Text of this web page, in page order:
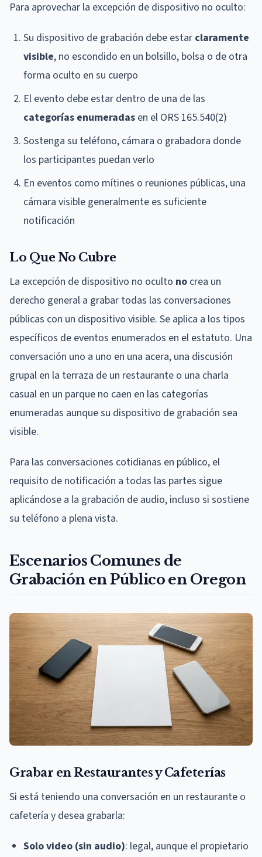
Para aprovechar la excepción de dispositivo no oculto:
Su dispositivo de grabación debe estar claramente
visible, no escondido en un bolsillo, bolsa o de otra
forma oculto en su cuerpo
El evento debe estar dentro de una de las
categorías enumeradas en el ORS 165.540(2)
Sostenga su teléfono, cámara o grabadora donde
los participantes puedan verlo
En eventos como mítines o reuniones públicas, una
cámara visible generalmente es suficiente
notificación
Lo Que No Cubre
La excepción de dispositivo no oculto no crea un
derecho general a grabar todas las conversaciones
públicas con un dispositivo visible. Se aplica a los tipos
específicos de eventos enumerados en el estatuto. Una
conversación uno a uno en una acera, una discusión
grupal en la terraza de un restaurante o una charla
casual en un parque no caen en las categorías
enumeradas aunque su dispositivo de grabación sea
visible.
Para las conversaciones cotidianas en público, el
requisito de notificación a todas las partes sigue
aplicándose a la grabación de audio, incluso si sostiene
su teléfono a plena vista.
Escenarios Comunes de
Grabación en Público en Oregon
Grabar en Restaurantes y Cafeterías
Si está teniendo una conversación en un restaurante o
cafetería y desea grabarla:
Solo video (sin audio): legal, aunque el propietario